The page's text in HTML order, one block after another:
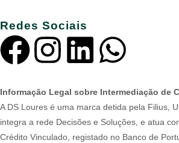
Redes Sociais
Informação Legal sobre Intermediação de
A DS Loures é uma marca detida pela Filius,
integra a rede Decisões e Soluções, e atua
Crédito Vinculado, registado no Banco de